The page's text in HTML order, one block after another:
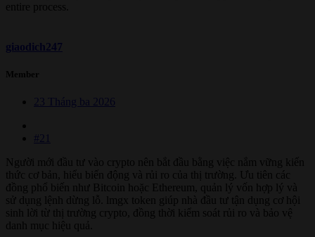
entire process.
giaodich247
Member
23 Tháng ba 2026
#21
Người mới đầu tư vào crypto nên bắt đầu bằng việc nắm vững kiến
thức cơ bản, hiểu biến động và rủi ro của thị trường. Ưu tiên các
đồng phổ biến như Bitcoin hoặc Ethereum, quản lý vốn hợp lý và
sử dụng lệnh dừng lỗ. lmgx token giúp nhà đầu tư tận dụng cơ hội
sinh lời từ thị trường crypto, đồng thời kiểm soát rủi ro và bảo vệ
danh mục hiệu quả.